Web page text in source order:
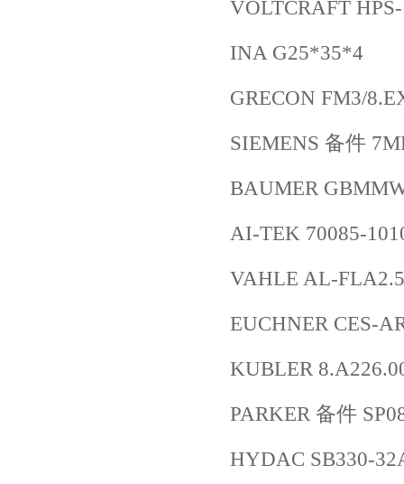
VOLTCRAFT
INA G25*35*4
GRECON FM3/
SIEMENS 备件
BAUMER
AI-TEK 70085-
VAHLE AL-
EUCHNER CES-
KUBLER
PARKER 备件
HYDAC SB330-